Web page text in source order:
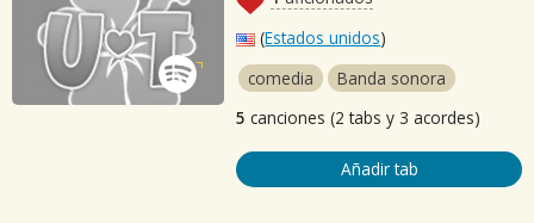
(Estados unidos)
comedia
Banda sonora
5 canciones (2 tabs y 3 acordes)
Añadir tab